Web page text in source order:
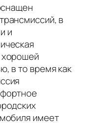
в
и
хорошей
в то время как
имеет